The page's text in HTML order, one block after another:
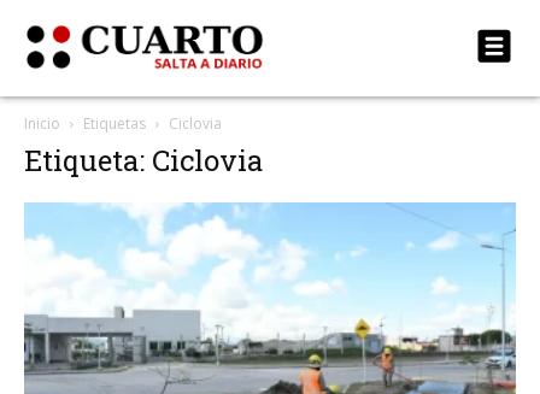
Inicio Etiquetas Ciclovia
Etiqueta: Ciclovia